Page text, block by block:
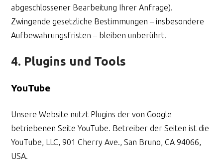
abgeschlossener Bearbeitung Ihrer Anfrage).
Zwingende gesetzliche Bestimmungen – insbesondere
Aufbewahrungsfristen – bleiben unberührt.
4. Plugins und Tools
YouTube
Unsere Website nutzt Plugins der von Google
betriebenen Seite YouTube. Betreiber der Seiten ist die
YouTube, LLC, 901 Cherry Ave., San Bruno, CA 94066,
USA.